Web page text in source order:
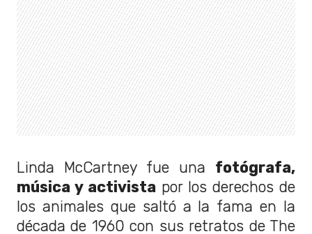
Linda McCartney fue una fotógrafa,
música y activista por los derechos de
los animales que saltó a la fama en la
década de 1960 con sus retratos de The